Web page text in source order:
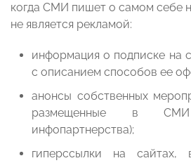
когда СМИ пишет о самом себе
не является рекламой:
информация о подписке на
с описанием способов ее
анонсы собственных
размещенные в
инфопартнерства);
гиперссылки на